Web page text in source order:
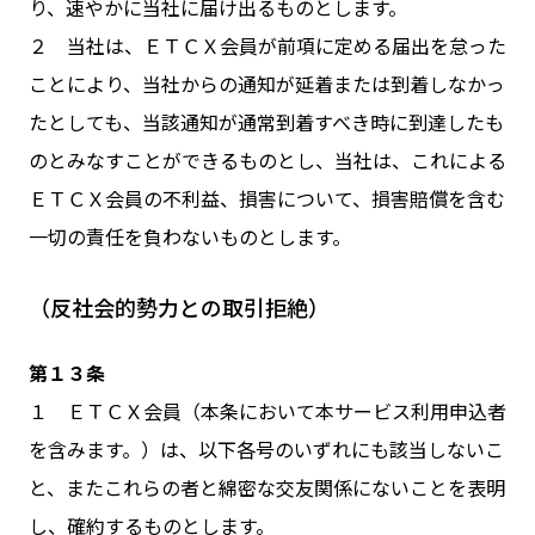
り、速やかに当社に届け出るものとします。
２ 当社は、ＥＴＣＸ会員が前項に定める届出を怠った
ことにより、当社からの通知が延着または到着しなかっ
たとしても、当該通知が通常到着すべき時に到達したも
のとみなすことができるものとし、当社は、これによる
ＥＴＣＸ会員の不利益、損害について、損害賠償を含む
一切の責任を負わないものとします。
（反社会的勢力との取引拒絶）
第１３条
１ ＥＴＣＸ会員（本条において本サービス利用申込者
を含みます。）は、以下各号のいずれにも該当しないこ
と、またこれらの者と綿密な交友関係にないことを表明
し、確約するものとします。